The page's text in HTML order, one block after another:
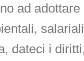
ad
dateci i